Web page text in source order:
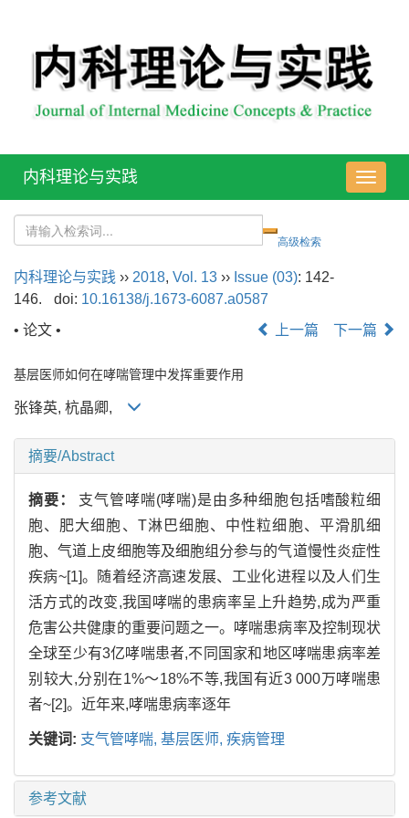
导
航
内科理论与实践
内科理论与实践 ›› 2018, Vol. 13 ›› Issue (03): 142-
146.
doi: 10.16138/j.1673-6087.a0587
• 论文 •
上一篇 下一篇
基层医师如何在哮喘管理中发挥重要作用
张锋英, 杭晶卿,
摘要/Abstract
摘要： 支气管哮喘(哮喘)是由多种细胞包括嗜酸粒细
胞、肥大细胞、T淋巴细胞、中性粒细胞、平滑肌细
胞、气道上皮细胞等及细胞组分参与的气道慢性炎症性
疾病~[1]。随着经济高速发展、工业化进程以及人们生
活方式的改变,我国哮喘的患病率呈上升趋势,成为严重
危害公共健康的重要问题之一。哮喘患病率及控制现状
全球至少有3亿哮喘患者,不同国家和地区哮喘患病率差
别较大,分别在1%～18%不等,我国有近3 000万哮喘患
者~[2]。近年来,哮喘患病率逐年
关键词: 支气管哮喘, 基层医师, 疾病管理
参考文献